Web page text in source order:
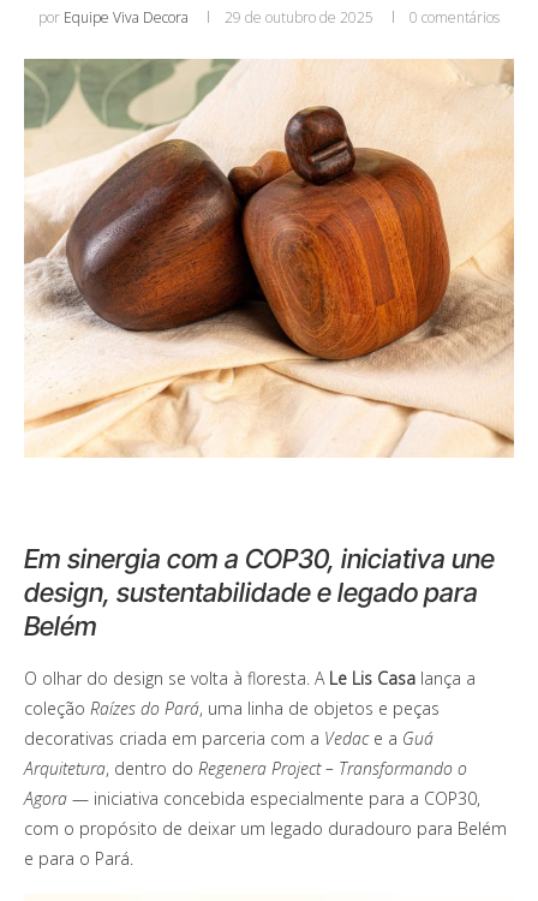
por Equipe Viva Decora 29 de outubro de 2025 0 comentários
Em sinergia com a COP30, iniciativa une
design, sustentabilidade e legado para
Belém
O olhar do design se volta à floresta. A Le Lis Casa lança a
coleção Raízes do Pará, uma linha de objetos e peças
decorativas criada em parceria com a Vedac e a Guá
Arquitetura, dentro do Regenera Project – Transformando o
Agora — iniciativa concebida especialmente para a COP30,
com o propósito de deixar um legado duradouro para Belém
e para o Pará.